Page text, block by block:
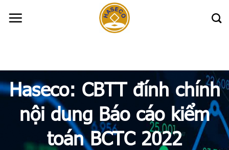
Haseco: CBTT đính chính
nội dung Báo cáo kiểm
toán BCTC 2022